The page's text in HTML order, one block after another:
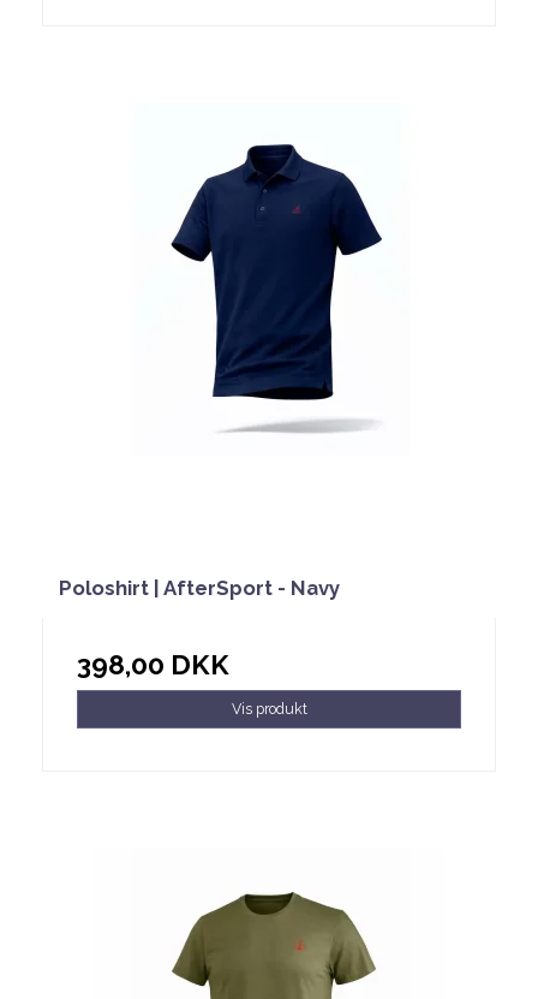
Poloshirt | AfterSport - Navy
398,00 DKK
Vis produkt